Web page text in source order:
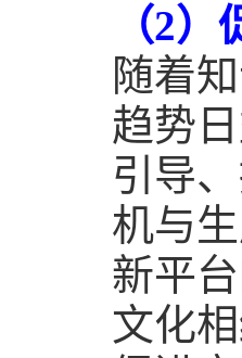
（2）
随着
趋势
引导
机与
新平
文化